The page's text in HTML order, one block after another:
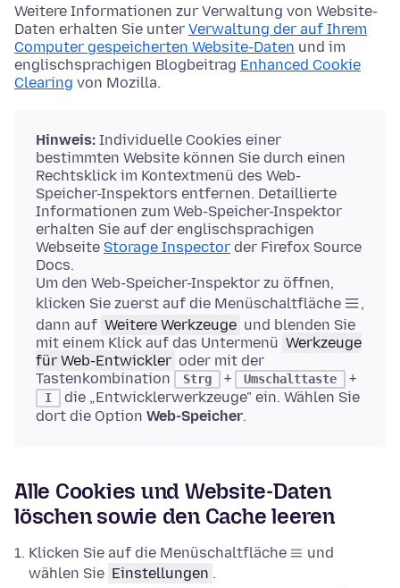
Weitere Informationen zur Verwaltung von Website-
Daten erhalten Sie unter Verwaltung der auf Ihrem
Computer gespeicherten Website-Daten und im
englischsprachigen Blogbeitrag Enhanced Cookie
Clearing von Mozilla.
Hinweis: Individuelle Cookies einer
bestimmten Website können Sie durch einen
Rechtsklick im Kontextmenü des Web-
Speicher-Inspektors entfernen. Detaillierte
Informationen zum Web-Speicher-Inspektor
erhalten Sie auf der englischsprachigen
Webseite Storage Inspector der Firefox Source
Docs.
Um den Web-Speicher-Inspektor zu öffnen,
klicken Sie zuerst auf die Menüschaltfläche
,
dann auf Weitere Werkzeuge und blenden Sie
mit einem Klick auf das Untermenü Werkzeuge
für Web-Entwickler oder mit der
Tastenkombination
Strg + Umschalttaste +
I
die „Entwicklerwerkzeuge" ein. Wählen Sie
dort die Option Web-Speicher.
Alle Cookies und Website-Daten
löschen sowie den Cache leeren
Klicken Sie auf die Menüschaltfläche
und
wählen Sie Einstellungen .